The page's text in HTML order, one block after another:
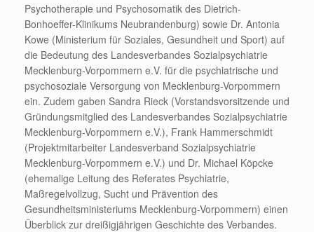
Psychotherapie und Psychosomatik des Dietrich-
Bonhoeffer-Klinikums Neubrandenburg) sowie Dr. Antonia
Kowe (Ministerium für Soziales, Gesundheit und Sport) auf
die Bedeutung des Landesverbandes Sozialpsychiatrie
Mecklenburg-Vorpommern e.V. für die psychiatrische und
psychosoziale Versorgung von Mecklenburg-Vorpommern
ein. Zudem gaben Sandra Rieck (Vorstandsvorsitzende und
Gründungsmitglied des Landesverbandes Sozialpsychiatrie
Mecklenburg-Vorpommern e.V.), Frank Hammerschmidt
(Projektmitarbeiter Landesverband Sozialpsychiatrie
Mecklenburg-Vorpommern e.V.) und Dr. Michael Köpcke
(ehemalige Leitung des Referates Psychiatrie,
Maßregelvollzug, Sucht und Prävention des
Gesundheitsministeriums Mecklenburg-Vorpommern) einen
Überblick zur dreißigjährigen Geschichte des Verbandes.